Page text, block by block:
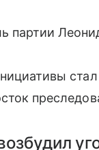
партии